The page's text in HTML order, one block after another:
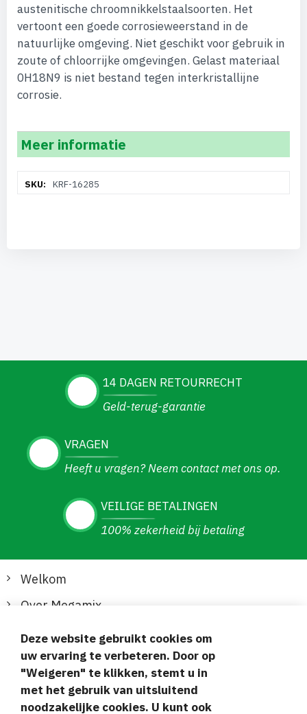
austenitische chroomnikkelstaalsoorten. Het
vertoont een goede corrosieweerstand in de
natuurlijke omgeving. Niet geschikt voor gebruik in
zoute of chloorrijke omgevingen. Gelast materiaal
0H18N9 is niet bestand tegen interkristallijne
corrosie.
Meer informatie
informatieKRF-16285
14 DAGEN RETOURRECHT
Geld-terug-garantie
VRAGEN
Heeft u vragen? Neem contact met ons op.
VEILIGE BETALINGEN
100% zekerheid bij betaling
Welkom
Over Megamix
Informatie
Klantenservice
Veilige en gemakkelijke betalingen
Deze website gebruikt cookies om
uw ervaring te verbeteren. Door op
"Weigeren" te klikken, stemt u in
met het gebruik van uitsluitend
noodzakelijke cookies. U kunt ook